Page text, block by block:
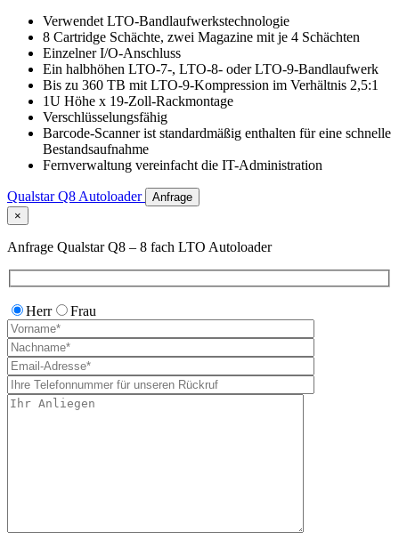
Verwendet LTO-Bandlaufwerkstechnologie
8 Cartridge Schächte, zwei Magazine mit je 4 Schächten
Einzelner I/O-Anschluss
Ein halbhöhen LTO-7-, LTO-8- oder LTO-9-Bandlaufwerk
Bis zu 360 TB mit LTO-9-Kompression im Verhältnis 2,5:1
1U Höhe x 19-Zoll-Rackmontage
Verschlüsselungsfähig
Barcode-Scanner ist standardmäßig enthalten für eine schnelle
Bestandsaufnahme
Fernverwaltung vereinfacht die IT-Administration
Qualstar Q8 Autoloader
Anfrage
×
Anfrage Qualstar Q8 – 8 fach LTO Autoloader
Herr Frau